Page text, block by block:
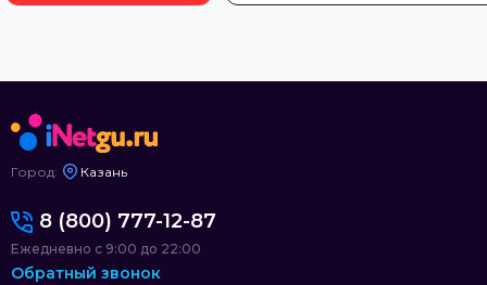
Город: Казань
8 (800) 777-12-87
Ежедневно с 9:00 до 22:00
Обратный звонок